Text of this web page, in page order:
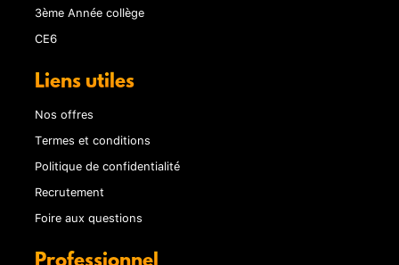
3ème Année collège
CE6
Liens utiles
Nos offres
Termes et conditions
Politique de confidentialité
Recrutement
Foire aux questions